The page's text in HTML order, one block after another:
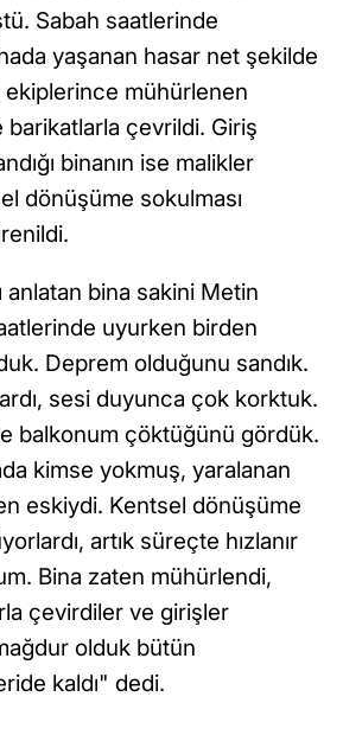
Sabah saatlerinde
yaşanan hasar net şekilde
ekiplerince mühürlenen
barikatlarla çevrildi. Giriş
binanın ise malikler
dönüşüme sokulması
anlatan bina sakini Metin
uyurken birden
Deprem olduğunu sandık.
sesi duyunca çok korktuk.
balkonum çöktüğünü gördük.
kimse yokmuş, yaralanan
eskiydi. Kentsel dönüşüme
artık süreçte hızlanır
Bina zaten mühürlendi,
çevirdiler ve girişler
olduk bütün
kaldı" dedi.